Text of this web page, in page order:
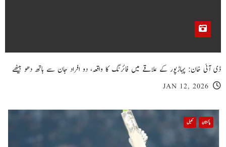
ڈی آئی خان: پہاڑپور کے علاقے میں فائرنگ کا واقعہ، دو افراد جان سے ہاتھ دھو بیٹھے
JAN 12, 2026
پاکستان کھیل